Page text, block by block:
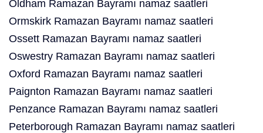
Oldham Ramazan Bayramı namaz saatleri
Ormskirk Ramazan Bayramı namaz saatleri
Ossett Ramazan Bayramı namaz saatleri
Oswestry Ramazan Bayramı namaz saatleri
Oxford Ramazan Bayramı namaz saatleri
Paignton Ramazan Bayramı namaz saatleri
Penzance Ramazan Bayramı namaz saatleri
Peterborough Ramazan Bayramı namaz saatleri